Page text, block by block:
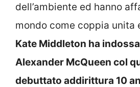
dell’ambiente ed hanno
mondo come coppia unita
Kate Middleton ha
Alexander McQueen col
debuttato addirittura 10